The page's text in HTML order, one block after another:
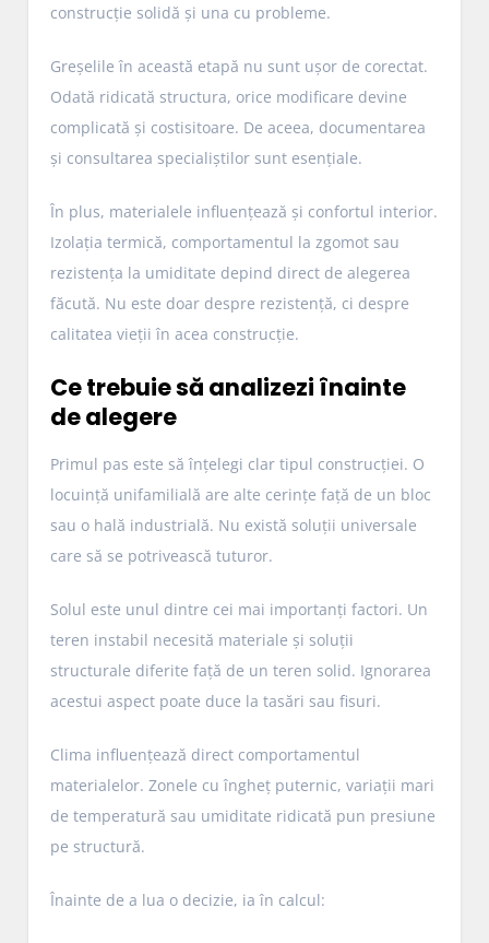
construcție solidă și una cu probleme.
Greșelile în această etapă nu sunt ușor de corectat.
Odată ridicată structura, orice modificare devine
complicată și costisitoare. De aceea, documentarea
și consultarea specialiștilor sunt esențiale.
În plus, materialele influențează și confortul interior.
Izolația termică, comportamentul la zgomot sau
rezistența la umiditate depind direct de alegerea
făcută. Nu este doar despre rezistență, ci despre
calitatea vieții în acea construcție.
Ce trebuie să analizezi înainte
de alegere
Primul pas este să înțelegi clar tipul construcției. O
locuință unifamilială are alte cerințe față de un bloc
sau o hală industrială. Nu există soluții universale
care să se potrivească tuturor.
Solul este unul dintre cei mai importanți factori. Un
teren instabil necesită materiale și soluții
structurale diferite față de un teren solid. Ignorarea
acestui aspect poate duce la tasări sau fisuri.
Clima influențează direct comportamentul
materialelor. Zonele cu îngheț puternic, variații mari
de temperatură sau umiditate ridicată pun presiune
pe structură.
Înainte de a lua o decizie, ia în calcul: